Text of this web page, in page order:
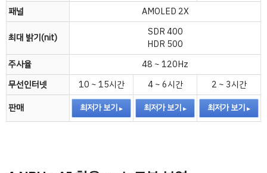
패널
AMOLED 2X
최대 밝기(nit)
SDR 400
HDR 500
주사율
48 ~ 120Hz
무선인터넷
10 ~ 15시간 4 ~ 6시간
2 ~ 3시간
판매
최저가 보기 최저가 보기 최저가 보기